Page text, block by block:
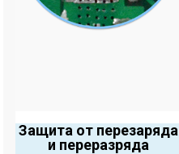
Защита от перезаряда
и переразряда